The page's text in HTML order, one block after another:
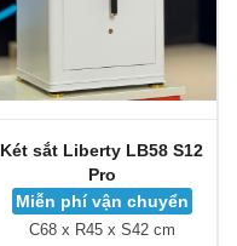
Két sắt Liberty LB58 S12
Pro
Miễn phí vận chuyển
C68 x R45 x S42 cm